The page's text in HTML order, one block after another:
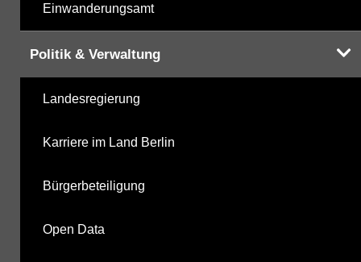
Einwanderungsamt
Politik & Verwaltung
Landesregierung
Karriere im Land Berlin
Bürgerbeteiligung
Open Data